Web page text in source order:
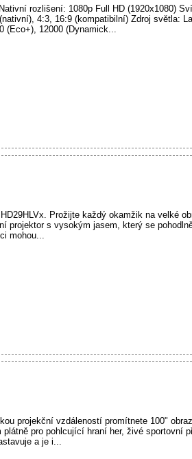
rozlišení: 1080p Full HD (1920x1080)
4:3, 16:9 (kompatibilní) Zdroj světla:
(Eco+), 12000 (Dynamick...
Prožijte každý okamžik na velké
projektor s vysokým jasem, který se
mohou...
projekční vzdáleností promítnete 100"
pro pohlcující hraní her, živé sportovní
a je i...